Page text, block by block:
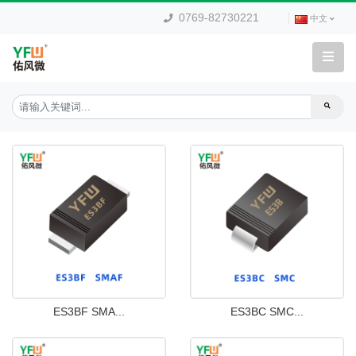
0769-82730221 中文
ES3BF SMA... ES3BC SMC...